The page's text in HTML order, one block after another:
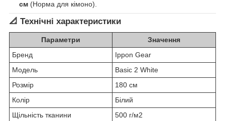
см (Норма для кімоно).
📐 Технічні характеристики
Параметри
Значення
Бренд
Ippon Gear
Модель
Basic 2 White
Розмір
180 см
Колір
Білий
Щільність тканини
500 г/м2